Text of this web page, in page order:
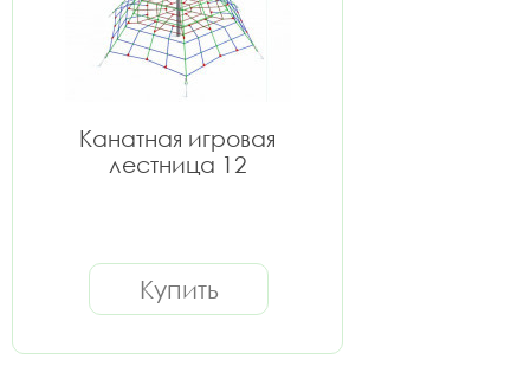
Канатная игровая
лестница 12
Купить